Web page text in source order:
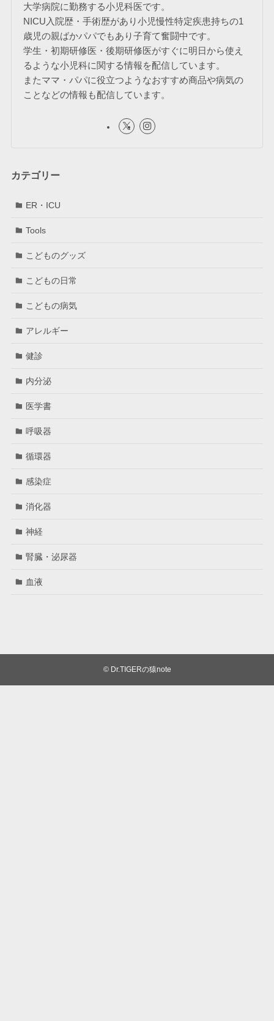
大学病院に勤務する小児科医です。
NICU入院歴・手術歴があり小児慢性特定疾患持ちの1
歳児の親ばかパパでもあり子育て奮闘中です。
学生・初期研修医・後期研修医がすぐに明日から使え
るような小児科に関する情報を配信しています。
またママ・パパに役立つようなおすすめ商品や病気の
ことなどの情報も配信しています。
カテゴリー
ER・ICU
Tools
こどものグッズ
こどもの日常
こどもの病気
アレルギー
健診
内分泌
医学書
呼吸器
循環器
感染症
消化器
神経
腎臓・泌尿器
血液
©Dr.TIGERの猿note